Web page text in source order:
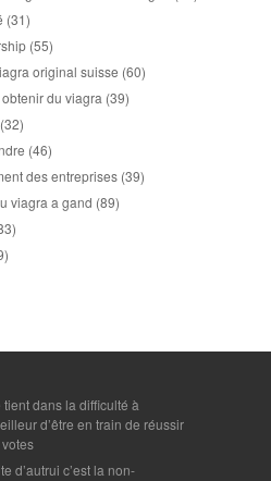
(31)
(55)
original suisse (60)
du viagra (39)
(32)
(46)
des entreprises (39)
viagra a gand (89)
dans la difficulté à
d’être en train de réussir
d’autrui c’est la non-